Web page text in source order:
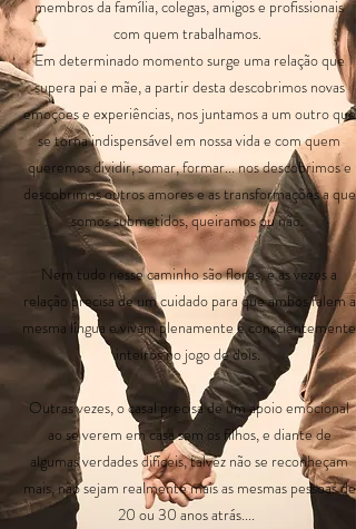
membros da família, colegas, amigos e profissionais
com quem trabalhamos.
Em determinado momento surge uma relação que
supera pai e mãe, a partir desta descobrimos novas
emoções e experiências, nos juntamos a um outro que
se torna indispensável em nossa vida e com quem
queremos dividir, somar, formar... nos descobrimos e
descobrimos outros amores e as transformações a que
somos submetidos, queiramos ou não.
Nem tudo nesse caminho são flores, e as vezes a
relação precisa de um cuidado para que ambos falem a
mesma língua e vivam plenamente e conscientemente
inteiros no jogo de dois.
Outras vezes, o casal precisa de um apoio emocional
ao se verem em casa sem os filhos, e diante de
algumas verdades difíceis, talvez não se reconheçam
mais, não sejam realmente mais as mesmas pessoas de
20 ou 30 anos atrás....